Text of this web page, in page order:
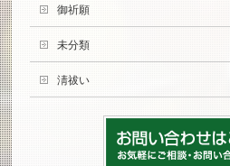
御祈願
未分類
淸祓い